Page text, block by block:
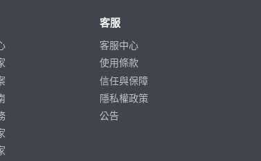
客服
客服中心
使用條款
信任與保障
隱私權政策
公告